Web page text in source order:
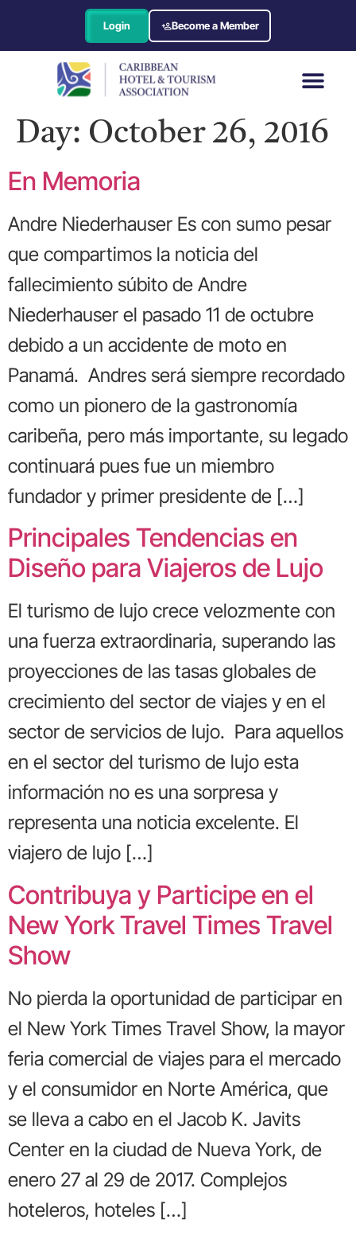
Login Become a Member
Day: October 26, 2016
En Memoria
Andre Niederhauser Es con sumo pesar
que compartimos la noticia del
fallecimiento súbito de Andre
Niederhauser el pasado 11 de octubre
debido a un accidente de moto en
Panamá. Andres será siempre recordado
como un pionero de la gastronomía
caribeña, pero más importante, su legado
continuará pues fue un miembro
fundador y primer presidente de […]
Principales Tendencias en
Diseño para Viajeros de Lujo
El turismo de lujo crece velozmente con
una fuerza extraordinaria, superando las
proyecciones de las tasas globales de
crecimiento del sector de viajes y en el
sector de servicios de lujo. Para aquellos
en el sector del turismo de lujo esta
información no es una sorpresa y
representa una noticia excelente. El
viajero de lujo […]
Contribuya y Participe en el
New York Travel Times Travel
Show
No pierda la oportunidad de participar en
el New York Times Travel Show, la mayor
feria comercial de viajes para el mercado
y el consumidor en Norte América, que
se lleva a cabo en el Jacob K. Javits
Center en la ciudad de Nueva York, de
enero 27 al 29 de 2017. Complejos
hoteleros, hoteles […]